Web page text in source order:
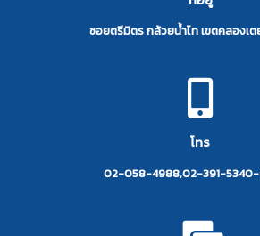
ซอยตรีมิตร กล้วยน้ำไท เขตคลองเ
โทร
02-058-4988,02-391-5340-